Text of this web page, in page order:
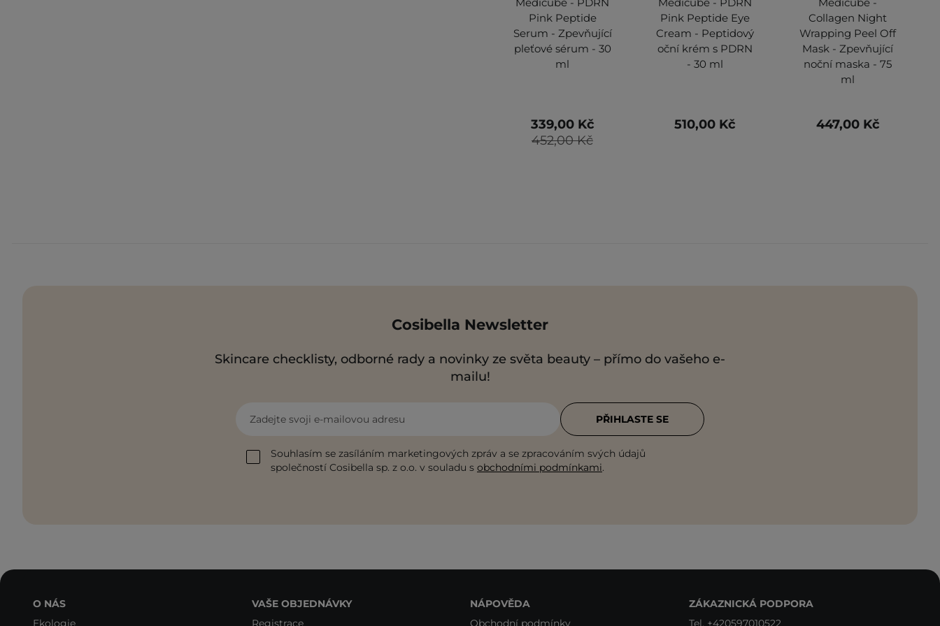
Pink Peptide
Serum - Zpevňující
pleťové sérum - 30
ml
452,00 Kč
339,00 Kč
Pink Peptide Eye
Cream - Peptidový
oční krém s PDRN
- 30 ml
510,00 Kč
Collagen Night
Wrapping Peel Off
Mask - Zpevňující
noční maska - 75
ml
447,00 Kč
Cosibella Newsletter
Skincare checklisty, odborné rady a novinky ze světa beauty – přímo do vašeho e-
mailu!
Zadejte svoji e-mailovou adresu
Souhlasím se zasíláním marketingových zpráv a se zpracováním svých údajů
společností Cosibella sp. z o.o. v souladu s obchodními podmínkami.
PŘIHLASTE SE
O NÁS
Ekologie
VAŠE OBJEDNÁVKY
Registrace
NÁPOVĚDA
Obchodní podmínky
ZÁKAZNICKÁ PODPORA
Tel. +420597010522